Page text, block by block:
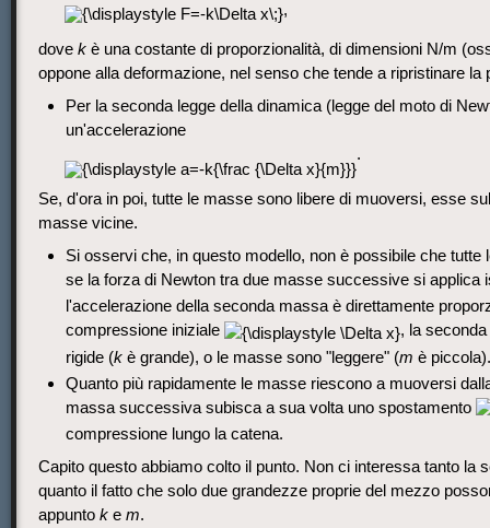
,
dove k è una costante di proporzionalità, di dimensioni N/m
oppone alla deformazione, nel senso che tende a ripristinare la
Per la seconda legge della dinamica (legge del moto di
un'accelerazione
.
Se, d'ora in poi, tutte le masse sono libere di muoversi, esse
masse vicine.
Si osservi che, in questo modello, non è possibile che
se la forza di Newton tra due masse successive si applica
l'accelerazione della seconda massa è direttamente
compressione iniziale
, la
rigide (kè grande), o le masse sono "leggere" (m è piccola).
Quanto più rapidamente le masse riescono a muoversi
massa successiva subisca a sua volta uno spostamento
compressione lungo la catena.
Capito questo abbiamo colto il punto. Non ci interessa tanto
quanto il fatto che solo due grandezze proprie del mezzo
appunto k e m.